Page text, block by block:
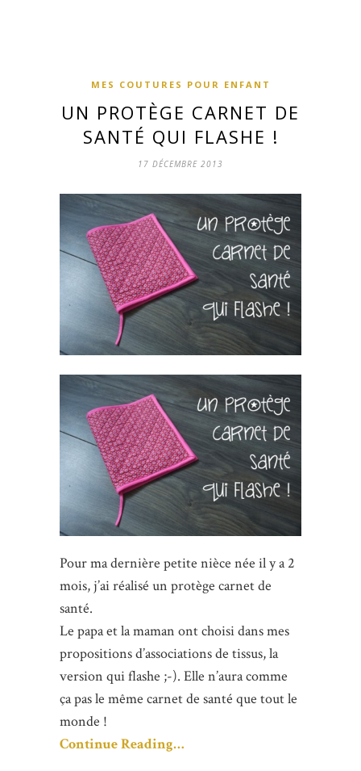
MES COUTURES POUR ENFANT
UN PROTÈGE CARNET DE
SANTÉ QUI FLASHE !
17 DÉCEMBRE 2013
Pour ma dernière petite nièce née il y a 2
mois, j’ai réalisé un protège carnet de
santé.
Le papa et la maman ont choisi dans mes
propositions d’associations de tissus, la
version qui flashe ;-). Elle n’aura comme
ça pas le même carnet de santé que tout le
monde !
Continue Reading…